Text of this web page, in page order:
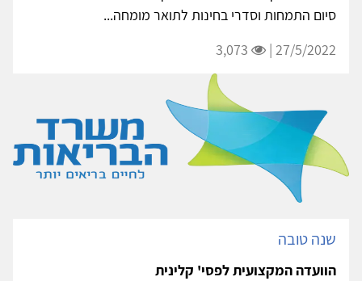
סיום התמחות וסדרי בחינות לתואר מומחה...
27/5/2022 |
שנה טובה
הוועדה המקצועית לפסי' קלינית